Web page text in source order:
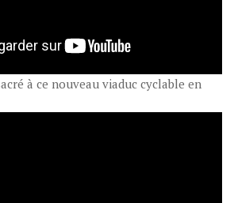
à ce nouveau viaduc cyclable en